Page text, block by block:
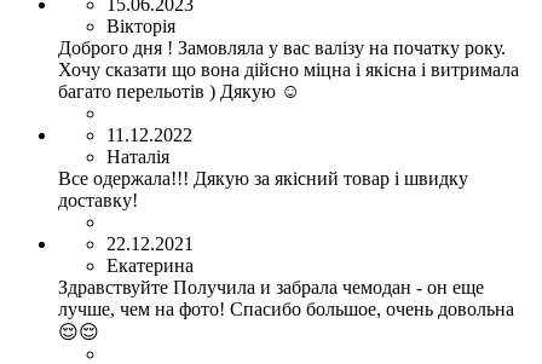
Вікторія
Доброго дня ! Замовляла у вас валізу на початку року.
Хочу сказати що вона дійсно міцна і якісна і витримала
багато перельотів ) Дякую ☺️
11.12.2022
Наталія
Все одержала!!! Дякую за якісний товар і швидку
доставку!
22.12.2021
Екатерина
Здравствуйте Получила и забрала чемодан - он еще
лучше, чем на фото! Спасибо большое, очень довольна
😌😌